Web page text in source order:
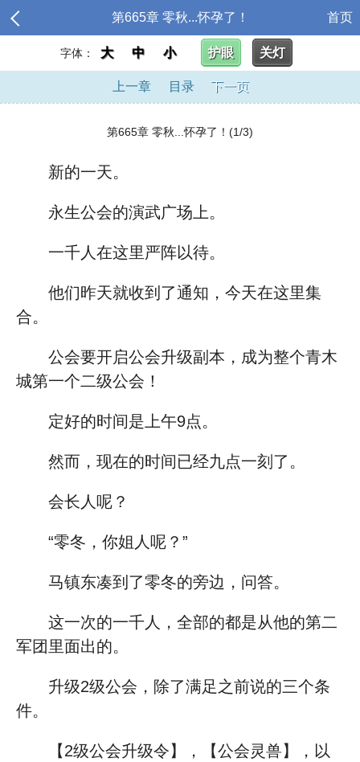
第665章 零秋...怀孕了！ 首页
字体： 大 中 小 护眼 关灯
上一章 目录 下一页
第665章 零秋...怀孕了！(1/3)
新的一天。
永生公会的演武广场上。
一千人在这里严阵以待。
他们昨天就收到了通知，今天在这里集
合。
公会要开启公会升级副本，成为整个青木
城第一个二级公会！
定好的时间是上午9点。
然而，现在的时间已经九点一刻了。
会长人呢？
“零冬，你姐人呢？”
马镇东凑到了零冬的旁边，问答。
这一次的一千人，全部的都是从他的第二
军团里面出的。
升级2级公会，除了满足之前说的三个条
件。
【2级公会升级令】，【公会灵兽】，以